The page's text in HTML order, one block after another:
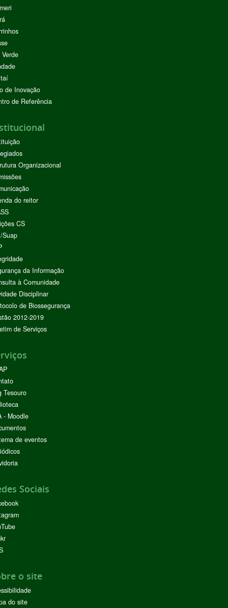
de Inovação
de Referência
Organizacional
do reitor
CS
Suap
da Informação
à Comunidade
Disciplinar
de Biossegurança
2012-2019
de Serviços
Tesouro
- Moodle
de eventos
Sociais
o site
do site